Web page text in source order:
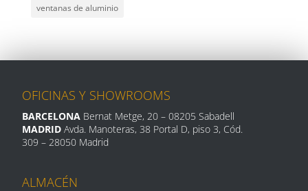
ventanas de aluminio
OFICINAS Y SHOWROOMS
BARCELONA Bernat Metge, 20– 08205 Sabadell
MADRID Avda. Manoteras, 38 Portal D, piso 3, Cód.
309 –28050 Madrid
ALMACÉN